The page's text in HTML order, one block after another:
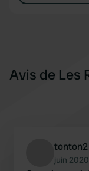
Avis de Les
tonton2
juin 2020